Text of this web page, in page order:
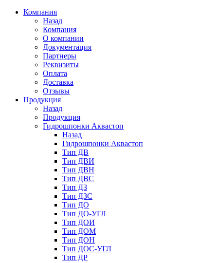
Компания
Назад
Компания
О компании
Документация
Партнеры
Реквизиты
Оплата
Доставка
Отзывы
Продукция
Назад
Продукция
Гидрошпонки Аквастоп
Назад
Гидрошпонки Аквастоп
Тип ДВ
Тип ДВИ
Тип ДВН
Тип ДВС
Тип ДЗ
Тип ДЗС
Тип ДО
Тип ДО-УГЛ
Тип ДОИ
Тип ДОМ
Тип ДОН
Тип ДОС-УГЛ
Тип ДР